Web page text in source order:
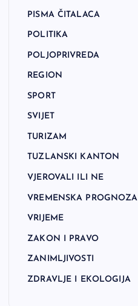
PISMA ČITALACA
POLITIKA
POLJOPRIVREDA
REGION
SPORT
SVIJET
TURIZAM
TUZLANSKI KANTON
VJEROVALI ILI NE
VREMENSKA PROGNOZA
VRIJEME
ZAKON I PRAVO
ZANIMLJIVOSTI
ZDRAVLJE I EKOLOGIJA